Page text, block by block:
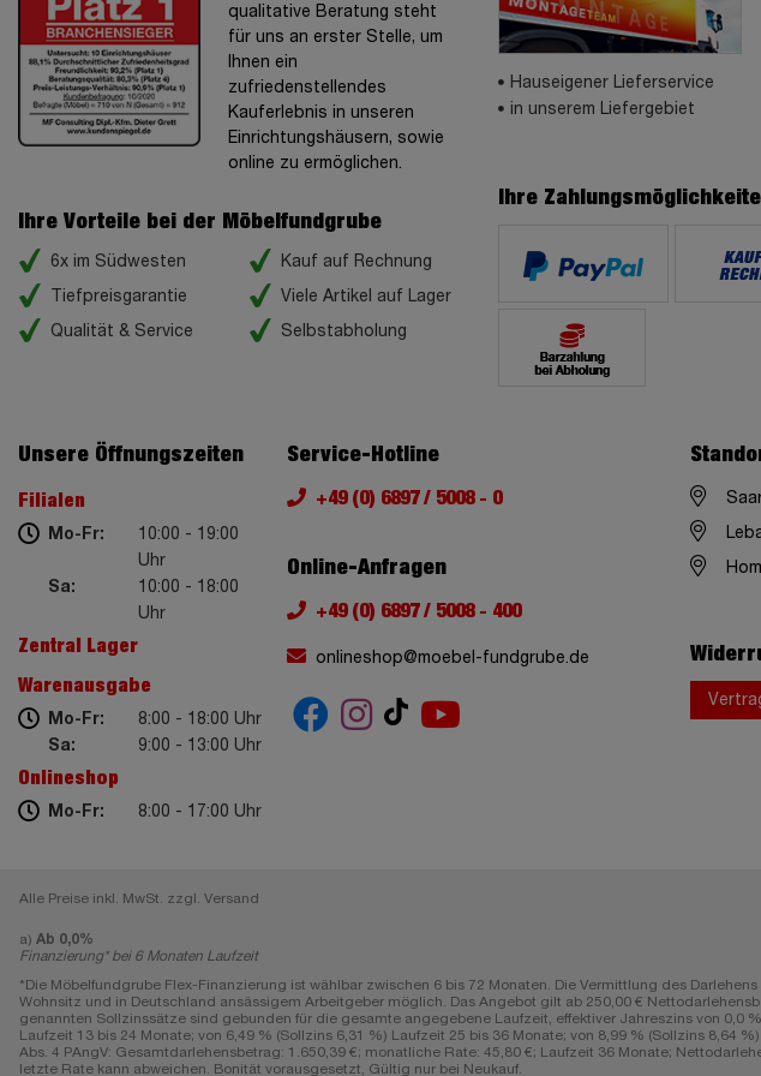
qualitative Beratung steht
für uns an erster Stelle, um
Ihnen ein
zufriedenstellendes
Kauferlebnis in unseren
Einrichtungshäusern, sowie
online zu ermöglichen.
Ihre Vorteile bei der Möbelfundgrube
6x im Südwesten
Tiefpreisgarantie
Qualität & Service
Kauf auf Rechnung
Viele Artikel auf Lager
Selbstabholung
Hauseigener Lieferservice
in unserem Liefergebiet
Ihre
Unsere Öffnungszeiten
Filialen
Mo-Fr:
10:00 - 19:00
Uhr
Sa:
10:00 - 18:00
Uhr
Zentral Lager
Warenausgabe
Mo-Fr:
8:00 - 18:00 Uhr
Sa:
9:00 - 13:00 Uhr
Onlineshop
Mo-Fr: 8:00 - 17:00 Uhr
Service-Hotline
+49 (0) 6897 / 5008 - 0
Online-Anfragen
+49 (0) 6897 / 5008 - 400
onlineshop@moebel-fundgrube.de
Alle Preise inkl. MwSt. zzgl. Versand
a) Ab 0,0%
Finanzierung* bei 6 Monaten Laufzeit
*Die Möbelfundgrube Flex-Finanzierung ist wählbar zwischen 6 bis 72 Monaten. Die Vermittlung des
Wohnsitz und in Deutschland ansässigem Arbeitgeber möglich. Das Angebot gilt ab 250,00 €
genannten Sollzinssätze sind gebunden für die gesamte angegebene Laufzeit, effektiver Jahreszins von 0,0
Laufzeit 13 bis 24 Monate; von 6,49 % (Sollzins 6,31 %) Laufzeit 25 bis 36 Monate; von 8,99 % (Sollzins 8,64
Abs. 4 PAngV: Gesamtdarlehensbetrag: 1.650,39 €; monatliche Rate: 45,80 €; Laufzeit 36 Monate;
letzte Rate kann abweichen. Bonität vorausgesetzt, Gültig nur bei Neukauf.